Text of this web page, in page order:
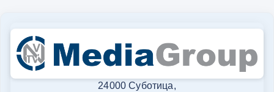
24000 Суботица,